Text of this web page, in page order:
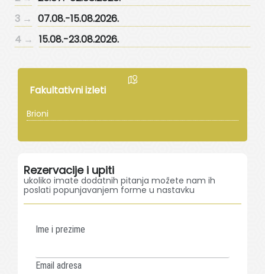
3 → 07.08.-15.08.2026.
4 → 15.08.-23.08.2026.
Fakultativni izleti
Brioni
Rezervacije i upiti
ukoliko imate dodatnih pitanja možete nam ih
poslati popunjavanjem forme u nastavku
Ime i prezime
Email adresa